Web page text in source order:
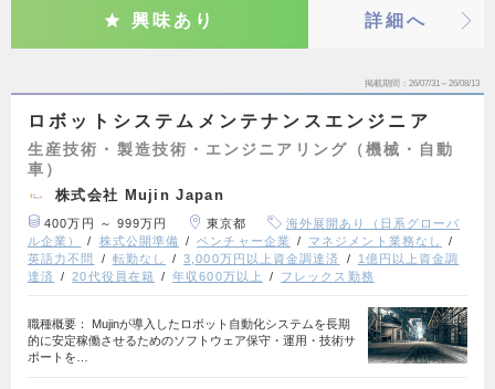
興味あり 詳細へ
掲載期間 26/07/31～26/08/13
ロボットシステムメンテナンスエンジニア
生産技術・製造技術・エンジニアリング（機械・自動
車）
株式会社 Mujin Japan
400万円 ～ 999万円 東京都
海外展開あり（日系グローバ
ル企業）
株式公開準備 ベンチャー企業
マネジメント業務なし
英語力不問
転勤なし 3,000万円以上資金調達済
1億円以上資金調
達済
20代役員在籍 年収600万以上 フレックス勤務
職種概要： Mujinが導入したロボット自動化システムを長期
的に安定稼働させるためのソフトウェア保守・運用・技術サ
ポートを…